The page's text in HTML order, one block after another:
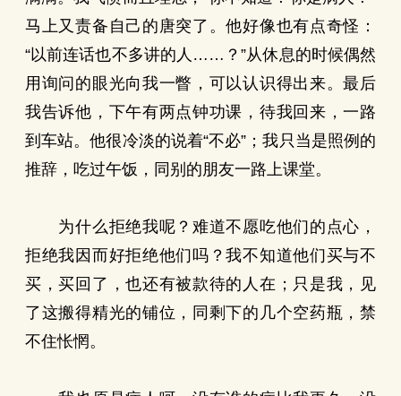
马上又责备自己的唐突了。他好像也有点奇怪：
“以前连话也不多讲的人……？”从休息的时候偶然
用询问的眼光向我一瞥，可以认识得出来。最后
我告诉他，下午有两点钟功课，待我回来，一路
到车站。他很冷淡的说着“不必”；我只当是照例的
推辞，吃过午饭，同别的朋友一路上课堂。
为什么拒绝我呢？难道不愿吃他们的点心，
拒绝我因而好拒绝他们吗？我不知道他们买与不
买，买回了，也还有被款待的人在；只是我，见
了这搬得精光的铺位，同剩下的几个空药瓶，禁
不住怅惘。